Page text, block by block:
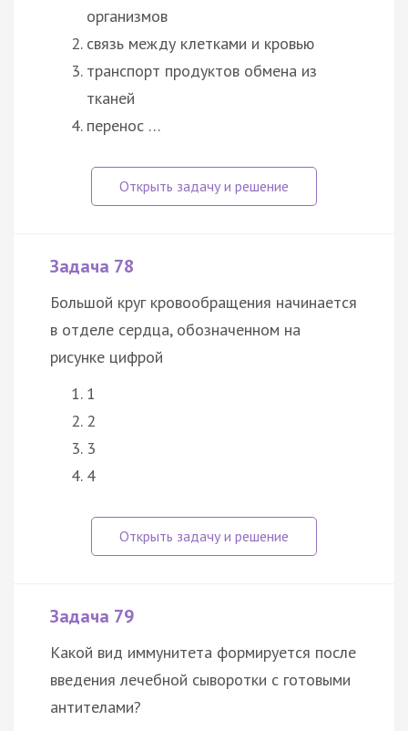
организмов
связь между клетками и кровью
транспорт продуктов обмена из
тканей
перенос …
Задача 78
Большой круг кровообращения начинается
в отделе сердца, обозначенном на
рисунке цифрой
1
2
3
4
Задача 79
Какой вид иммунитета формируется после
введения лечебной сыворотки с готовыми
антителами?